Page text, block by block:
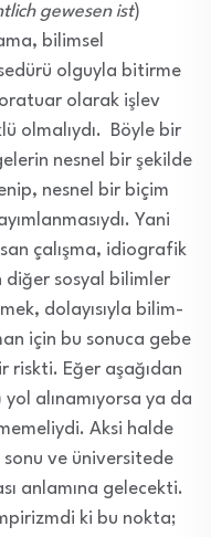
gewesen ist)
bilimsel
olguyla bitirme
olarak işlev
olmalıydı. Böyle bir
nesnel bir şekilde
nesnel bir biçim
Yani
çalışma, idiografik
diğer sosyal bilimler
dolayısıyla bilim-
için bu sonuca gebe
riskti. Eğer aşağıdan
alınamıyorsa ya da
Aksi halde
ve üniversitede
anlamına gelecekti.
ki bu nokta;